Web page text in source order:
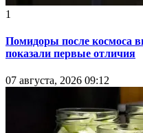
1
Помидоры после космоса
показали первые отличия
07 августа, 2026 09:12